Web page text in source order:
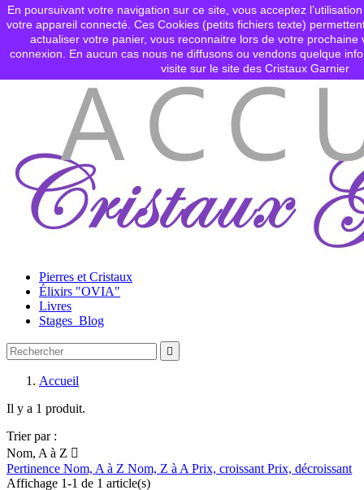
Contactez-nous
 Connexion
shopping_cart Panier (0)
Pierres et Cristaux
Élixirs "OVIA"
Livres
Stages_Blog

Accueil
Il y a 1 produit.
Trier par :
Nom, A à Z 
Pertinence Nom, A à Z Nom, Z à A Prix, croissant Prix, décroissant
Affichage 1-1 de 1 article(s)
En poursuivant votre navigation sur ce site, vous acceptez
votre appareil connecté. Ces Cookies (petits fichiers texte)
actualiser votre panier, vous reconnaitre lors de votre prochaine
connexion. En aucun cas nous ne diffusons ou vendons quelque
visite sur le site des Cristaux Garnier